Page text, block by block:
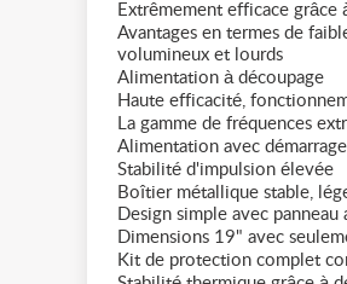
Extrêmement efficace grâce
Avantages en termes de
volumineux et lourds
Alimentation à découpage
Haute efficacité,
La gamme de fréquences
Alimentation avec
Stabilité d'impulsion élevée
Boîtier métallique stable,
Design simple avec
Dimensions 19" avec
Kit de protection complet